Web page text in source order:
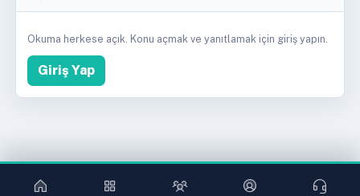
Okuma herkese açık. Konu açmak ve yanıtlamak için giriş yapın.
Giriş Yap